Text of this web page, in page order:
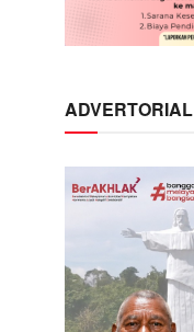
ADVERTORIAL